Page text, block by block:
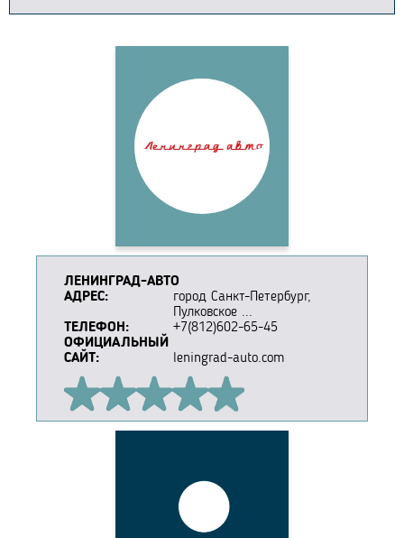
ЛЕНИНГРАД-АВТО
АДРЕС:
город Санкт-Петербург,
Пулковское ...
ТЕЛЕФОН:
+7(812)602-65-45
ОФИЦИАЛЬНЫЙ
САЙТ:
leningrad-auto.com